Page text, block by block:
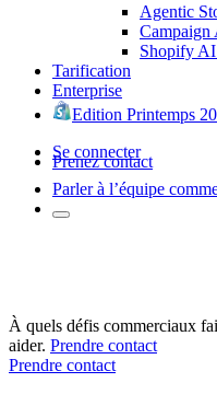
Agentic
Campaign
Shopify
Tarification
Enterprise
Edition Printemps
Se connecter
Prenez contact
Parler à l’équipe
À quels défis commerciaux
aider. Prendre contact
Prendre contact